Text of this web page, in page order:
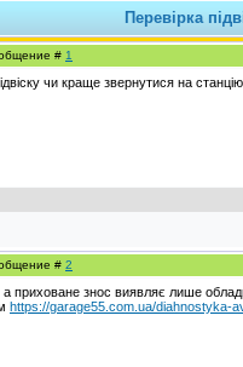
Перевірка
# 1
чи краще звернутися на
# 2
приховане знос виявляє лише
https://garage55.com.ua/diahnostyka-